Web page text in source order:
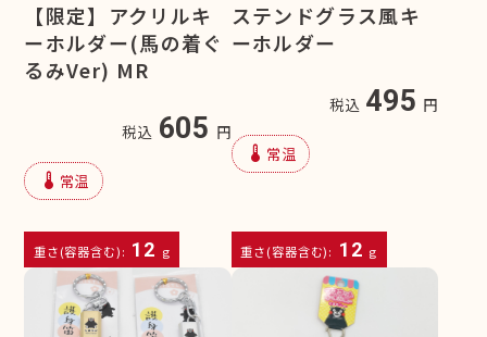
【限定】アクリルキ
ーホルダー(馬の着ぐ
るみVer) MR
税込 605 円
device_thermostat 常温
重さ(容器含む): 12 g
ステンドグラス風キ
ーホルダー
税込 495 円
device_thermostat 常温
重さ(容器含む): 12 g